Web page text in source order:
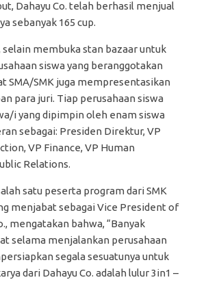
Dahayu Co. telah berhasil menjual
sebanyak 165 cup.
membuka stan bazaar untuk
siswa yang beranggotakan
SMA/SMK juga mempresentasikan
para juri. Tiap perusahaan siswa
i yang dipimpin oleh enam siswa
sebagai: Presiden Direktur, VP
VP Finance, VP Human
Relations.
satu peserta program dari SMK
menjabat sebagai Vice President of
mengatakan bahwa, “Banyak
selama menjalankan perusahaan
segala sesuatunya untuk
dari Dahayu Co. adalah lulur 3in1 –